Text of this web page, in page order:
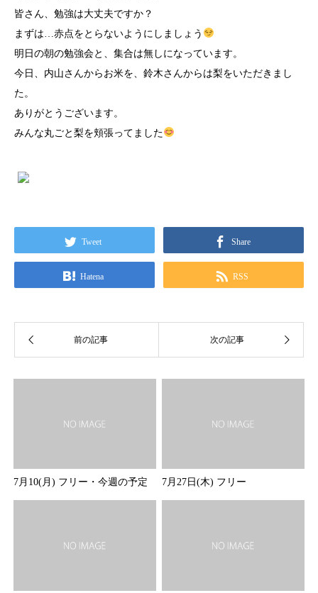
皆さん、勉強は大丈夫ですか？
まずは…赤点をとらないようにしましょう
明日の朝の勉強会と、集合は無しになっています。
今日、内山さんからお米を、鈴木さんからは梨をいただきまし
た。
ありがとうございます。
みんな丸ごと梨を頬張ってました
Tweet Share
Hatena RSS
7月10(月) フリー・今週の予定 7月27日(木) フリー